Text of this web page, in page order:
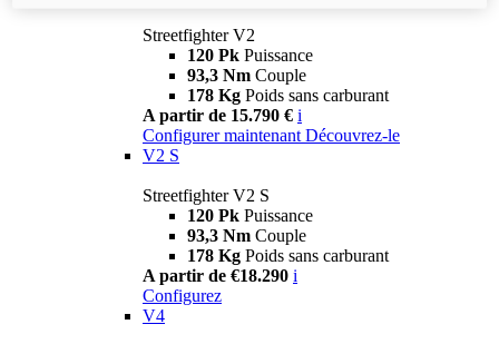
Streetfighter V2
120 Pk Puissance
93,3 Nm Couple
178 Kg Poids sans carburant
A partir de 15.790 € i
Configurer maintenant Découvrez-le
V2 S
Streetfighter V2 S
120 Pk Puissance
93,3 Nm Couple
178 Kg Poids sans carburant
A partir de €18.290 i
Configurez
V4